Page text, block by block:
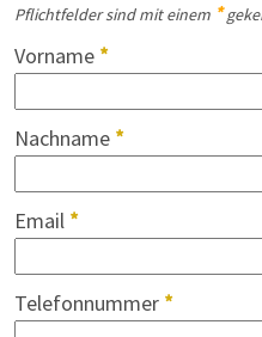
Pflichtfelder sind mit einem *
Vorname *
Nachname *
Email *
Telefonnummer *